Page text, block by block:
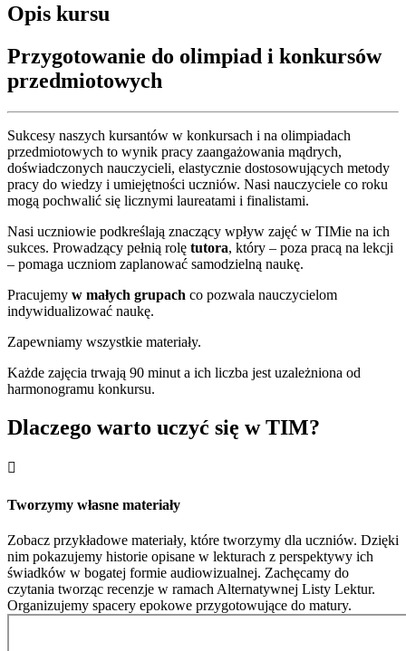
Opis kursu
Przygotowanie do olimpiad i konkursów
przedmiotowych
Sukcesy naszych kursantów w konkursach i na olimpiadach
przedmiotowych to wynik pracy zaangażowania mądrych,
doświadczonych nauczycieli, elastycznie dostosowujących metody
pracy do wiedzy i umiejętności uczniów. Nasi nauczyciele co roku
mogą pochwalić się licznymi laureatami i finalistami.
Nasi uczniowie podkreślają znaczący wpływ zajęć w TIMie na ich
sukces. Prowadzący pełnią rolę tutora, który – poza pracą na lekcji
– pomaga uczniom zaplanować samodzielną naukę.
Pracujemy w małych grupach co pozwala nauczycielom
indywidualizować naukę.
Zapewniamy wszystkie materiały.
Każde zajęcia trwają 90 minut a ich liczba jest uzależniona od
harmonogramu konkursu.
Dlaczego warto uczyć się w TIM?

Tworzymy własne materiały
Zobacz przykładowe materiały, które tworzymy dla uczniów. Dzięki
nim pokazujemy historie opisane w lekturach z perspektywy ich
świadków w bogatej formie audiowizualnej. Zachęcamy do
czytania tworząc recenzje w ramach Alternatywnej Listy Lektur.
Organizujemy spacery epokowe przygotowujące do matury.